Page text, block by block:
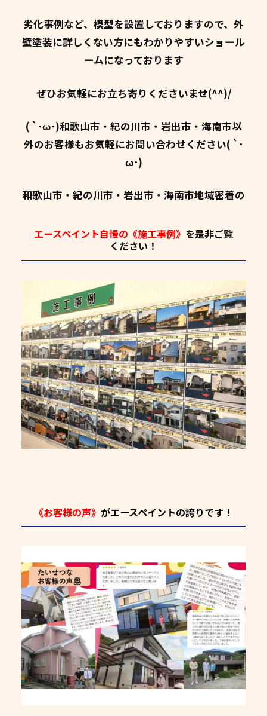
劣化事例など、模型を設置しておりますので、外
壁塗装に詳しくない方にもわかりやすいショール
ームになっております
ぜひお気軽にお立ち寄りくださいませ(^^)/
( `･ω･)和歌山市・紀の川市・岩出市・海南市以
外のお客様もお気軽にお問い合わせください( `･
ω･)
和歌山市・紀の川市・岩出市・海南市地域密着の
エースペイント自慢の《施工事例》 を是非ご覧
ください！
《お客様の声》 がエースペイントの誇りです！